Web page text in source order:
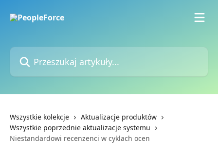
Przeszukaj artykuły...
Wszystkie kolekcje
Aktualizacje produktów
Wszystkie poprzednie aktualizacje systemu
Niestandardowi recenzenci w cyklach ocen